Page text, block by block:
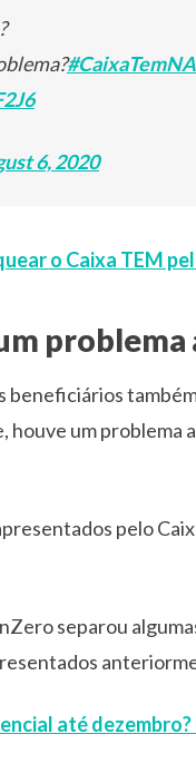
6, 2020
o Caixa TEM
houve um
pelo
separou
até